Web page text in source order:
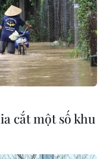
10.585 ca mắc
nhân được
cắt một số khu